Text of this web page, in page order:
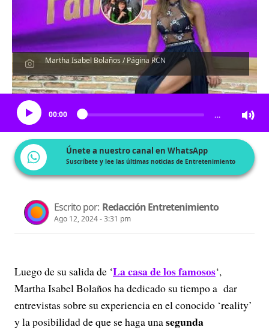
Martha Isabel Bolaños / Página RCN
Escucha el artículo
00:00 …
Únete a nuestro canal en WhatsApp
Suscríbete y lee las últimas noticias de Entretenimiento
Escrito por: Redacción Entretenimiento
Ago 12, 2024 - 3:31 pm
Luego de su salida de ‘La casa de los famosos‘,
Martha Isabel Bolaños ha dedicado su tiempo a dar
entrevistas sobre su experiencia en el conocido ‘reality’
y la posibilidad de que se haga unasegunda